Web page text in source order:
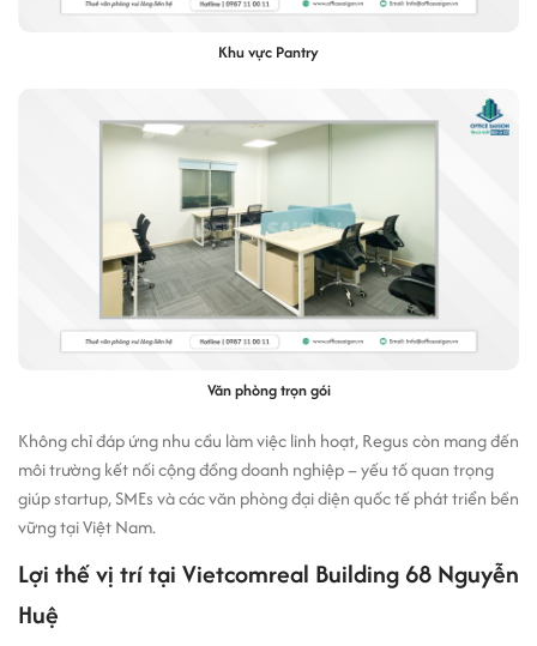
Khu vực Pantry
Văn phòng trọn gói
Không chỉ đáp ứng nhu cầu làm việc linh hoạt, Regus còn mang đến
môi trường kết nối cộng đồng doanh nghiệp – yếu tố quan trọng
giúp startup, SMEs và các văn phòng đại diện quốc tế phát triển bền
vững tại Việt Nam.
Lợi thế vị trí tại Vietcomreal Building 68 Nguyễn
Huệ